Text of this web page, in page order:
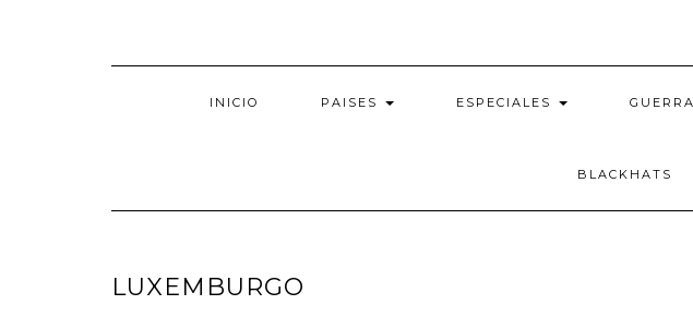
INICIO PAISES ESPECIALES
BLACKHATS
LUXEMBURGO